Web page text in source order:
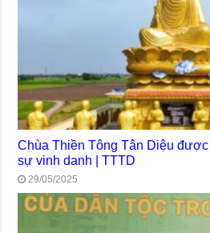
Chùa Thiền Tông Tân Diệu
sự vinh danh | TTTD
29/05/2025